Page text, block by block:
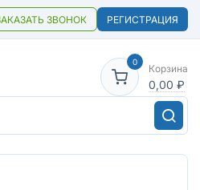
ЗВОНОК РЕГИСТРАЦИЯ
0
Корзина
0,00 ₽